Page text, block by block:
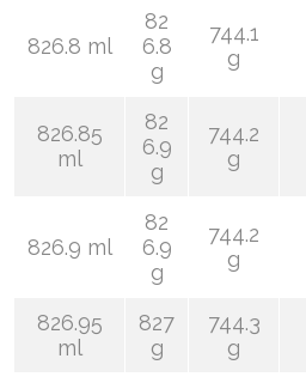
826.8 ml
82
6.8
g
744.1
g
826.85
ml
82
6.9
g
744.2
g
826.9 ml
82
6.9
g
744.2
g
826.95
ml
827
g
744.3
g